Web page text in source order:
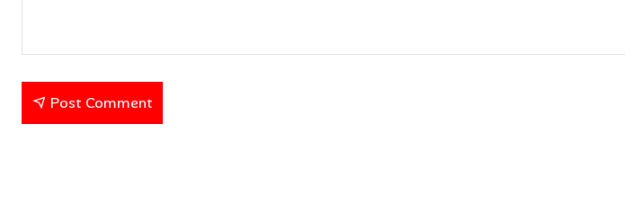
Post Comment